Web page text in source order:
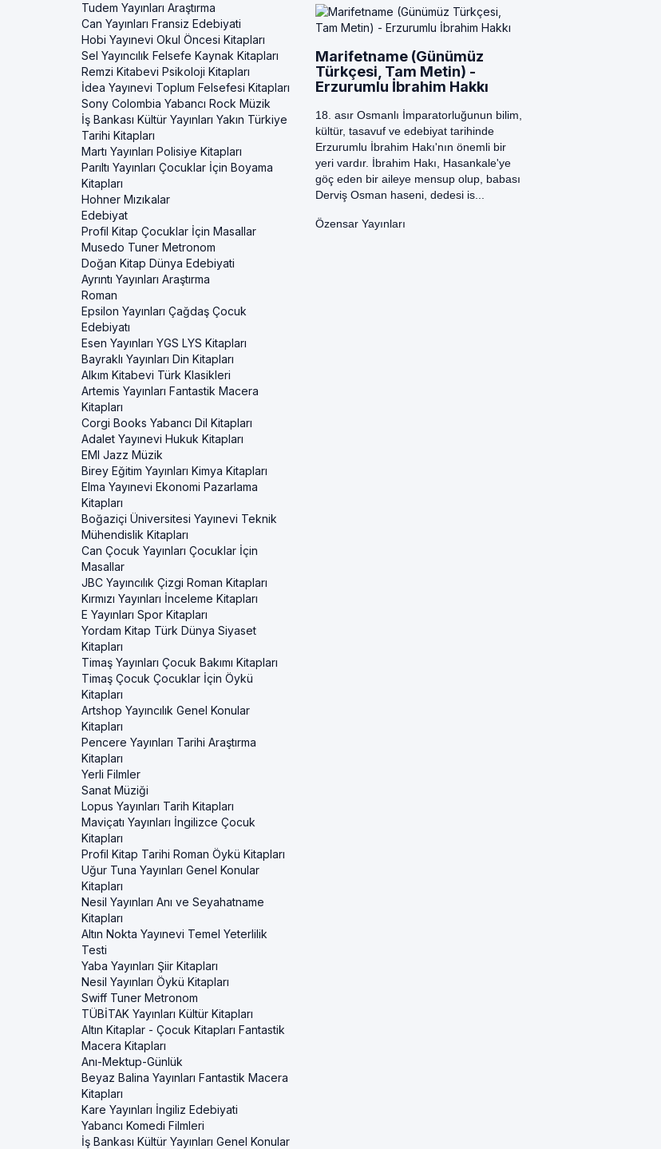
Tudem Yayınları Araştırma
Can Yayınları Fransiz Edebiyati
Hobi Yayınevi Okul Öncesi Kitapları
Sel Yayıncılık Felsefe Kaynak Kitapları
Remzi Kitabevi Psikoloji Kitapları
İdea Yayınevi Toplum Felsefesi Kitapları
Sony Colombia Yabancı Rock Müzik
İş Bankası Kültür Yayınları Yakın Türkiye
Tarihi Kitapları
Martı Yayınları Polisiye Kitapları
Parıltı Yayınları Çocuklar İçin Boyama
Kitapları
Hohner Mızıkalar
Edebiyat
Profil Kitap Çocuklar İçin Masallar
Musedo Tuner Metronom
Doğan Kitap Dünya Edebiyati
Ayrıntı Yayınları Araştırma
Roman
Epsilon Yayınları Çağdaş Çocuk
Edebiyatı
Esen Yayınları YGS LYS Kitapları
Bayraklı Yayınları Din Kitapları
Alkım Kitabevi Türk Klasikleri
Artemis Yayınları Fantastik Macera
Kitapları
Corgi Books Yabancı Dil Kitapları
Adalet Yayınevi Hukuk Kitapları
EMI Jazz Müzik
Birey Eğitim Yayınları Kimya Kitapları
Elma Yayınevi Ekonomi Pazarlama
Kitapları
Boğaziçi Üniversitesi Yayınevi Teknik
Mühendislik Kitapları
Can Çocuk Yayınları Çocuklar İçin
Masallar
JBC Yayıncılık Çizgi Roman Kitapları
Kırmızı Yayınları İnceleme Kitapları
E Yayınları Spor Kitapları
Yordam Kitap Türk Dünya Siyaset
Kitapları
Timaş Yayınları Çocuk Bakımı Kitapları
Timaş Çocuk Çocuklar İçin Öykü
Kitapları
Artshop Yayıncılık Genel Konular
Kitapları
Pencere Yayınları Tarihi Araştırma
Kitapları
Yerli Filmler
Sanat Müziği
Lopus Yayınları Tarih Kitapları
Maviçatı Yayınları İngilizce Çocuk
Kitapları
Profil Kitap Tarihi Roman Öykü Kitapları
Uğur Tuna Yayınları Genel Konular
Kitapları
Nesil Yayınları Anı ve Seyahatname
Kitapları
Altın Nokta Yayınevi Temel Yeterlilik
Testi
Yaba Yayınları Şiir Kitapları
Nesil Yayınları Öykü Kitapları
Swiff Tuner Metronom
TÜBİTAK Yayınları Kültür Kitapları
Altın Kitaplar - Çocuk Kitapları Fantastik
Macera Kitapları
Anı-Mektup-Günlük
Beyaz Balina Yayınları Fantastik Macera
Kitapları
Kare Yayınları İngiliz Edebiyati
Yabancı Komedi Filmleri
İş Bankası Kültür Yayınları Genel Konular
Marifetname (Günümüz
Türkçesi, Tam Metin) -
Erzurumlu İbrahim Hakkı
18. asır Osmanlı İmparatorluğunun bilim,
kültür, tasavuf ve edebiyat tarihinde
Erzurumlu İbrahim Hakı'nın önemli bir
yeri vardır. İbrahim Hakı, Hasankale'ye
göç eden bir aileye mensup olup, babası
Derviş Osman haseni, dedesi is...
Özensar Yayınları